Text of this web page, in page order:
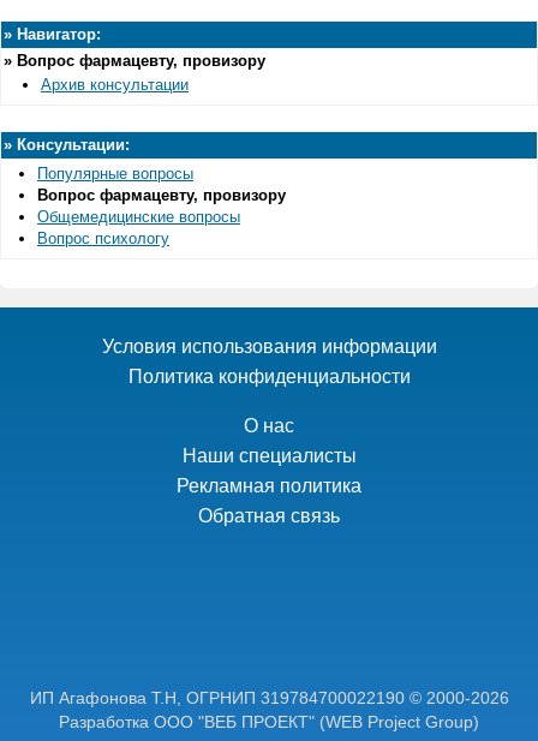
» Навигатор:
» Вопрос фармацевту, провизору
Архив консультации
» Консультации:
Популярные вопросы
Вопрос фармацевту, провизору
Общемедицинские вопросы
Вопрос психологу
Условия использования информации
Политика конфиденциальности
О нас
Наши специалисты
Рекламная политика
Обратная связь
ИП Агафонова Т.Н, ОГРНИП 319784700022190 © 2000-2026
Разработка ООО "ВЕБ ПРОЕКТ" (WEB Project Group)